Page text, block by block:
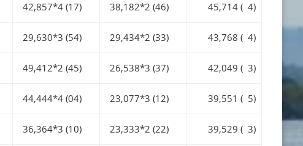
42,857*4 (17) 38,182*2 (46) 45,714 ( 4)
29,630*3 (54) 29,434*2 (33) 43,768 ( 4)
49,412*2 (45) 26,538*3 (37) 42,049 ( 3)
44,444*4 (04) 23,077*3 (12) 39,551 ( 5)
36,364*3 (10) 23,333*2 (22) 39,529 ( 3)